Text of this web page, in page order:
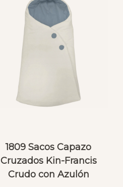
1809 Sacos Capazo
Cruzados Kin-Francis
Crudo con Azulón